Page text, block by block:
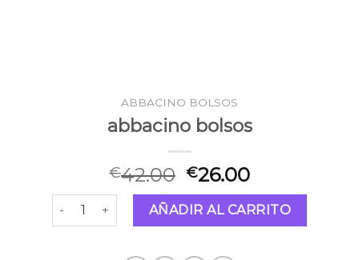
ABBACINO BOLSOS
abbacino bolsos
€42.00 €26.00
abbacino bolsos cantidadAÑADIR AL CARRITO